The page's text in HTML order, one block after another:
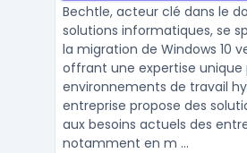
données.
Bechtle, acteur clé dans le
solutions informatiques, se
la migration de Windows 10
offrant une expertise unique
environnements de travail
entreprise propose des
aux besoins actuels des
notamment en m ...